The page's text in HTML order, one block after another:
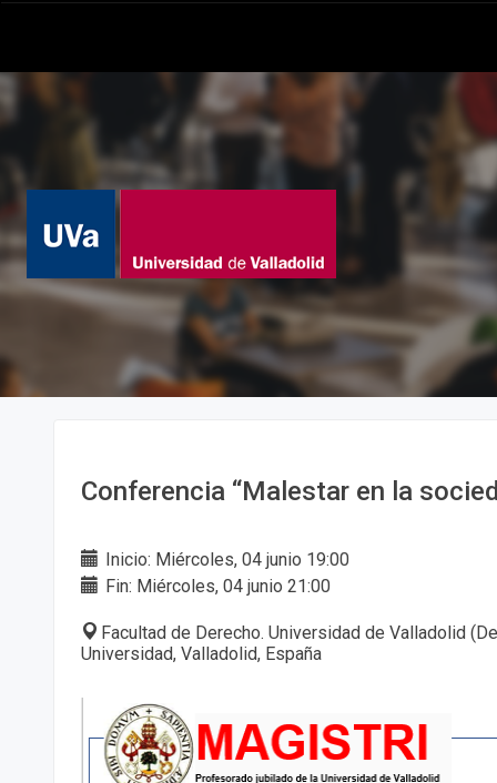
Conferencia “Malestar en la
Inicio: Miércoles, 04 junio 19:00
Fin: Miércoles, 04 junio 21:00
Facultad de Derecho. Universidad de Valladolid
Universidad, Valladolid, España